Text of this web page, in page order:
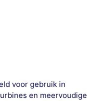
voor gebruik in
en meervoudige